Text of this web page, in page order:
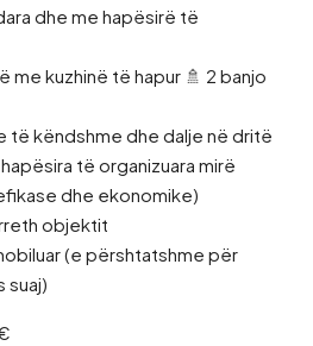
dhe me hapësirë të
me kuzhinë të hapur 🚿 2 banjo
të këndshme dhe dalje në dritë
të organizuara mirë
dhe ekonomike)
objektit
(e përshtatshme për
suaj)